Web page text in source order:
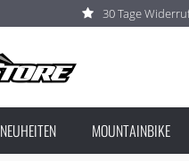
30 Tage
NEUHEITEN MOUNTAINBIKE